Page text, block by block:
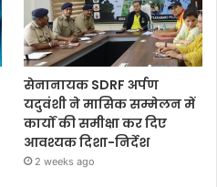
सेनानायक SDRF अर्पण
यदुवंशी ने मासिक सम्मेलन में
कार्यों की समीक्षा कर दिए
आवश्यक दिशा-निर्देश
2 weeks ago